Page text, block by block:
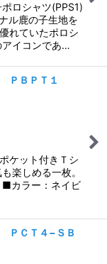
ロシャツ(PPS1)
ル鹿の子生地を
れていたポロシ
アイコンであ…
ＰＢＰＴ１
ケット付きＴシ
楽しめる一枚。
■カラー：ネイビ
ＰＣＴ４−ＳＢ